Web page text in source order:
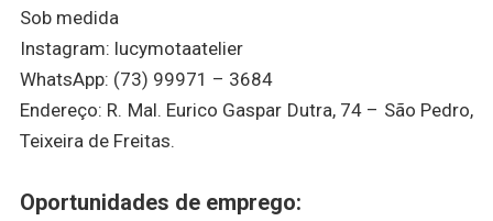
Sob medida
Instagram: lucymotaatelier
WhatsApp: (73) 99971 – 3684
Endereço: R. Mal. Eurico Gaspar Dutra, 74 – São Pedro,
Teixeira de Freitas.
Oportunidades de emprego: